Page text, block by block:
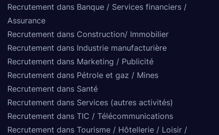
Recrutement dans Banque / Services financiers /
Assurance
Recrutement dans Construction/ Immobilier
Recrutement dans Industrie manufacturière
Recrutement dans Marketing / Publicité
Recrutement dans Pétrole et gaz / Mines
Recrutement dans Santé
Recrutement dans Services (autres activités)
Recrutement dans TIC / Télécommunications
Recrutement dans Tourisme / Hôtellerie / Loisir /